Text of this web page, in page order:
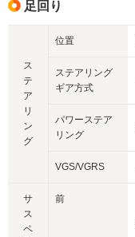
足回り
ス
テ
ア
リ
ン
グ
位置
ステアリング
ギア方式
パワーステア
リング
VGS/VGRS
サ
ス
ペ
前